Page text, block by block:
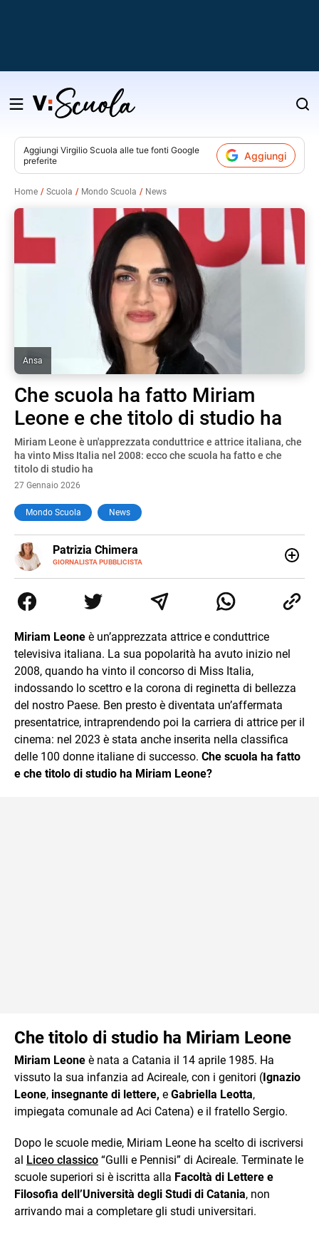
Salta
contenuto
Aggiungi Virgilio Scuola alle tue fonti Google
preferite
Aggiungi
Home Scuola Mondo Scuola News
Ansa
Che scuola ha fatto Miriam
Leone e che titolo di studio ha
Miriam Leone è un'apprezzata conduttrice e attrice italiana, che
ha vinto Miss Italia nel 2008: ecco che scuola ha fatto e che
titolo di studio ha
27 Gennaio 2026
Mondo Scuola News
Patrizia Chimera
GIORNALISTA PUBBLICISTA
E-
MAIL
LINKEDIN
collaborato con grandi gruppi editoriali e agenzie di
comunicazione specializzandosi nella scrittura di articoli
Miriam Leone è un’apprezzata attrice e conduttrice
televisiva italiana. La sua popolarità ha avuto inizio nel
2008, quando ha vinto il concorso di Miss Italia,
indossando lo scettro e la corona di reginetta di bellezza
del nostro Paese. Ben presto è diventata un’affermata
presentatrice, intraprendendo poi la carriera di attrice per il
cinema: nel 2023 è stata anche inserita nella classifica
delle 100 donne italiane di successo. Che scuola ha fatto
e che titolo di studio ha Miriam Leone?
Che titolo di studio ha Miriam Leone
Miriam Leone è nata a Catania il 14 aprile 1985. Ha
vissuto la sua infanzia ad Acireale, con i genitori (Ignazio
Leone, insegnante di lettere, e Gabriella Leotta,
impiegata comunale ad Aci Catena) e il fratello Sergio.
Dopo le scuole medie, Miriam Leone ha scelto di iscriversi
al Liceo classico “Gulli e Pennisi” di Acireale. Terminate le
scuole superiori si è iscritta alla Facoltà di Lettere e
Filosofia dell’Università degli Studi di Catania, non
arrivando mai a completare gli studi universitari.